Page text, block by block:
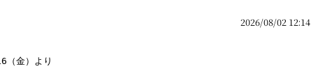
2026/08/02
（金）より